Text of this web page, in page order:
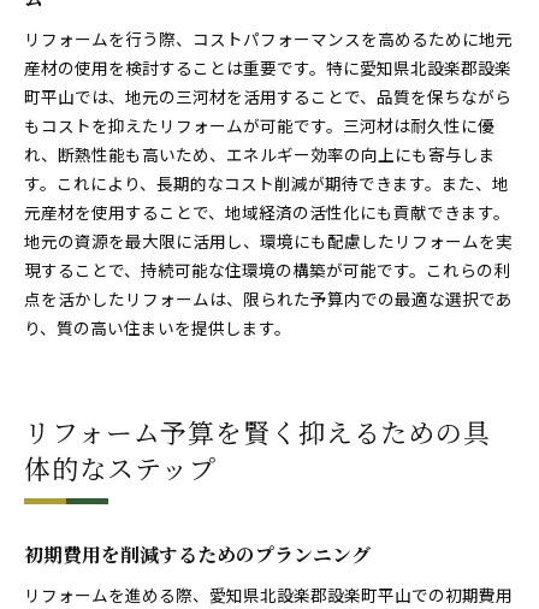
リフォームを行う際、コストパフォーマンスを高めるために地元
産材の使用を検討することは重要です。特に愛知県北設楽郡設楽
町平山では、地元の三河材を活用することで、品質を保ちながら
もコストを抑えたリフォームが可能です。三河材は耐久性に優
れ、断熱性能も高いため、エネルギー効率の向上にも寄与しま
す。これにより、長期的なコスト削減が期待できます。また、地
元産材を使用することで、地域経済の活性化にも貢献できます。
地元の資源を最大限に活用し、環境にも配慮したリフォームを実
現することで、持続可能な住環境の構築が可能です。これらの利
点を活かしたリフォームは、限られた予算内での最適な選択であ
り、質の高い住まいを提供します。
リフォーム予算を賢く抑えるための具
体的なステップ
初期費用を削減するためのプランニング
リフォームを進める際、愛知県北設楽郡設楽町平山での初期費用